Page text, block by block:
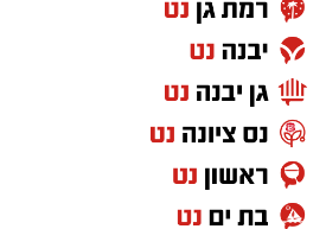
התנא רשב"י.
בהמשך המעמד ערכו
ובמסגרתה בירך הגר"ש
בברכת לחיים טובים ולשלום.
יצוין כי ביום הילולה זה פקדו